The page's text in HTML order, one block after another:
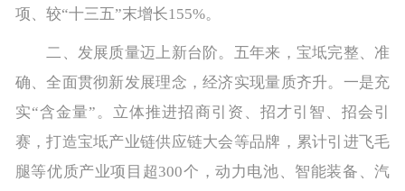
项、较“十三五”末增长155%。
二、发展质量迈上新台阶。五年来，宝坻完整、准
确、全面贯彻新发展理念，经济实现量质齐升。一是充
实“含金量”。立体推进招商引资、招才引智、招会引
赛，打造宝坻产业链供应链大会等品牌，累计引进飞毛
腿等优质产业项目超300个，动力电池、智能装备、汽